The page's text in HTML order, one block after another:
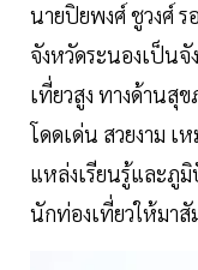
นายปิยพงศ์ ชูวงศ์ ร
จังหวัดระนองเป็น
เที่ยวสูง ทางด้านสุ
โดดเด่น สวยงาม เ
แหล่งเรียนรู้และภู
นักท่องเที่ยวให้มา